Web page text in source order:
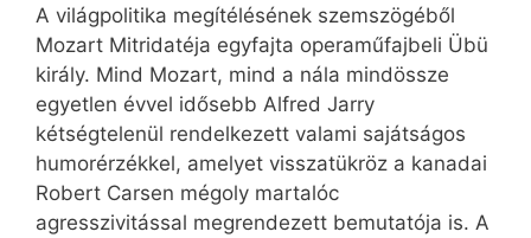
A világpolitika megítélésének szemszögéből
Mozart Mitridatéja egyfajta operaműfajbeli Übü
király. Mind Mozart, mind a nála mindössze
egyetlen évvel idősebb Alfred Jarry
kétségtelenül rendelkezett valami sajátságos
humorérzékkel, amelyet visszatükröz a kanadai
Robert Carsen mégoly martalóc
agresszivitással megrendezett bemutatója is. A